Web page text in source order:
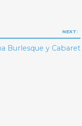
NEXT:
Burlesque y Cabaret